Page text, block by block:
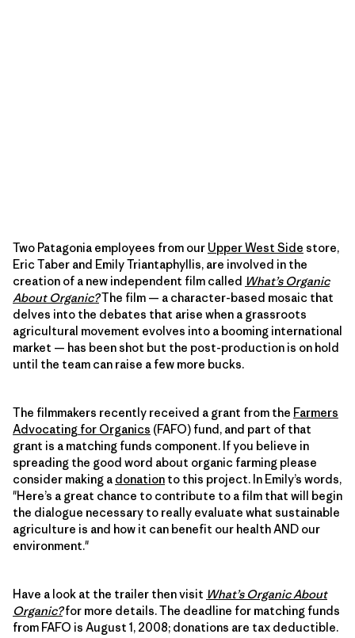
Two Patagonia employees from our Upper West Side store,
Eric Taber and Emily Triantaphyllis, are involved in the
creation of a new independent film called What’s Organic
About Organic?The film — a character-based mosaic that
delves into the debates that arise when a grassroots
agricultural movement evolves into a booming international
market — has been shot but the post-production is on hold
until the team can raise a few more bucks.
The filmmakers recently received a grant from the Farmers
Advocating for Organics (FAFO) fund, and part of that
grant is a matching funds component. If you believe in
spreading the good word about organic farming please
consider making a donation to this project. In Emily’s words,
"Here’s a great chance to contribute to a film that will begin
the dialogue necessary to really evaluate what sustainable
agriculture is and how it can benefit our health AND our
environment."
Have a look at the trailer then visit What’s Organic About
Organic?for more details. The deadline for matching funds
from FAFO is August 1, 2008; donations are tax deductible.